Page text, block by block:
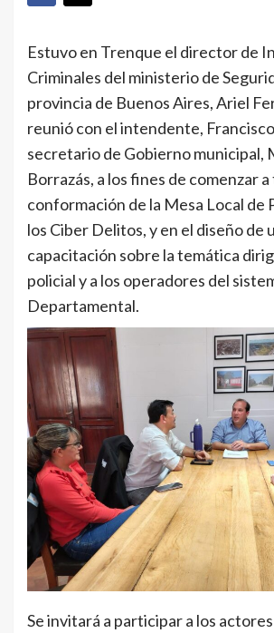
Estuvo en Trenque el director de
Criminales del ministerio de
provincia de Buenos Aires, Ariel
reunió con el intendente,
secretario de Gobierno municipal,
Borrazás, a los fines de comenzar
conformación de la Mesa Local de
los Ciber Delitos, y en el diseño de
capacitación sobre la temática
policial y a los operadores del
Departamental.
Se invitará a participar a los